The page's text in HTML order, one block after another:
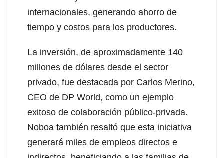
internacionales, generando ahorro de
tiempo y costos para los productores.
La inversión, de aproximadamente 140
millones de dólares desde el sector
privado, fue destacada por Carlos Merino,
CEO de DP World, como un ejemplo
exitoso de colaboración público-privada.
Noboa también resaltó que esta iniciativa
generará miles de empleos directos e